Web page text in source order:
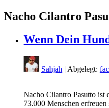
Nacho Cilantro
Wenn Dein
Sahjah | Abgelegt:
Nacho Cilantro Pasutto ist
73.000 Menschen